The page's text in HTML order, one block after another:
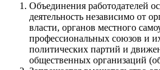
Объединения работодателей
деятельность независимо от
власти, органов местного
профессиональных союзов и
политических партий и
общественных организаций